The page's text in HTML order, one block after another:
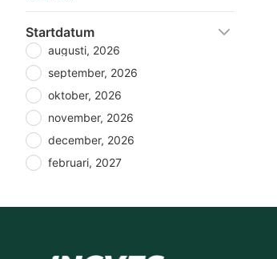
Startdatum
augusti, 2026
september, 2026
oktober, 2026
november, 2026
december, 2026
februari, 2027